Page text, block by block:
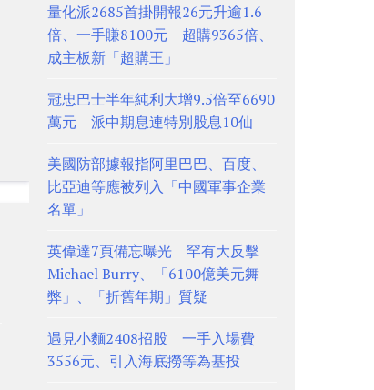
量化派2685首掛開報26元升逾1.6
倍、一手賺8100元 超購9365倍、
成主板新「超購王」
冠忠巴士半年純利大增9.5倍至6690
萬元 派中期息連特別股息10仙
美國防部據報指阿里巴巴、百度、
比亞迪等應被列入「中國軍事企業
名單」
英偉達7頁備忘曝光 罕有大反擊
Michael Burry、「6100億美元舞
弊」、「折舊年期」質疑
遇見小麵2408招股 一手入場費
3556元、引入海底撈等為基投